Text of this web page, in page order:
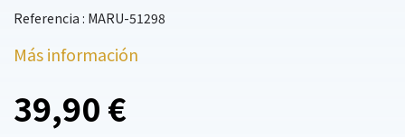
Referencia : MARU-51298
Más información
39,90 €